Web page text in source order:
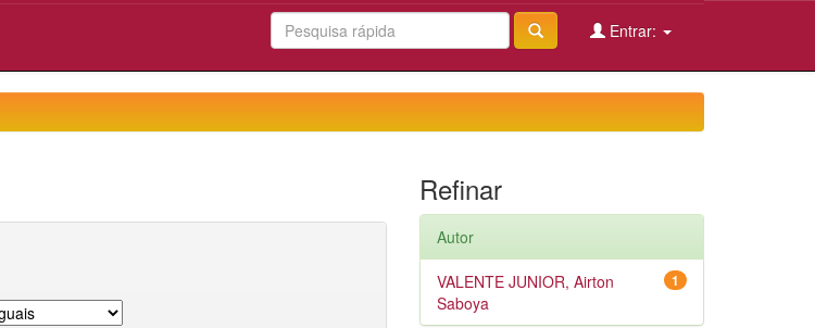
Entrar:
Refinar
Autor
1
VALENTE JUNIOR, Airton
Saboya